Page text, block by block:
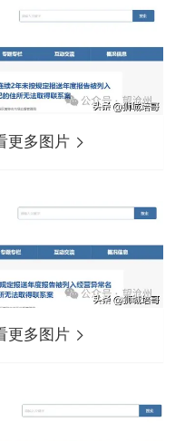
更多图片
更多图片